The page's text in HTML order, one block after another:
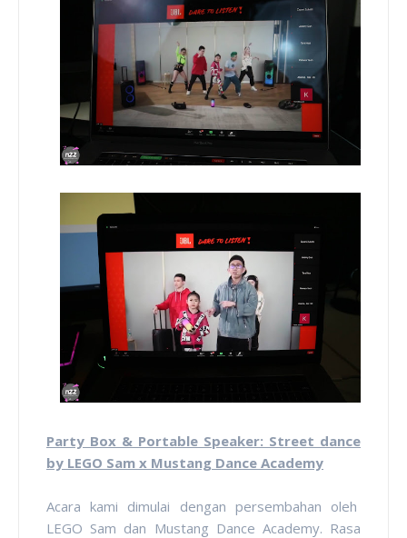
Party Box & Portable Speaker: Street dance
by LEGO Sam x Mustang Dance Academy
Acara kami dimulai dengan persembahan oleh
LEGO Sam dan Mustang Dance Academy. Rasa